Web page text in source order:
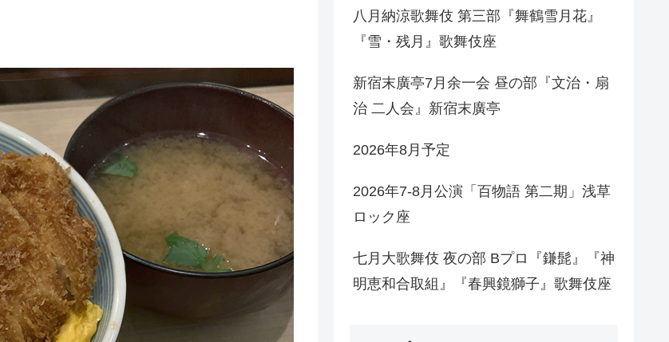
八月納涼歌舞伎 第三部『舞鶴雪月花』
『雪・残月』歌舞伎座
新宿末廣亭7月余一会 昼の部『文治・扇
治 二人会』新宿末廣亭
2026年8月予定
2026年7-8月公演「百物語 第二期」浅草
ロック座
七月大歌舞伎 夜の部 Bプロ『鎌髭』『神
明恵和合取組』『春興鏡獅子』歌舞伎座